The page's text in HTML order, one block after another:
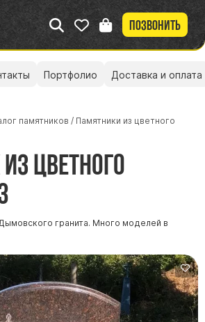
Позвонить
Участникам СВО
Портфолио Доставка и оплата
памятников / Памятники из цветного
цветного
гранита. Много моделей в